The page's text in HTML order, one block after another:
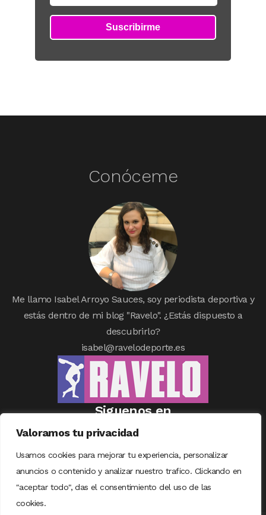
Valoramos tu privacidad
Usamos cookies para mejorar tu experiencia, personalizar
anuncios o contenido y analizar nuestro trafico. Clickando en
"aceptar todo", das el consentimiento del uso de las
cookies.
Conóceme
Me llamo Isabel Arroyo Sauces, soy periodista deportiva y
estás dentro de mi blog "Ravelo". ¿Estás dispuesto a
descubrirlo?
isabel@ravelodeporte.es
Siguenos en